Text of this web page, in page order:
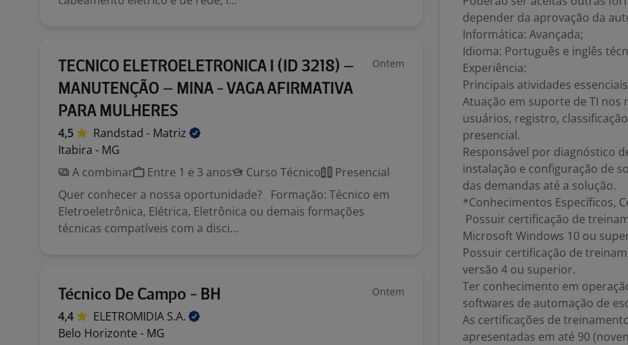
TECNICO ELETROELETRONICA I (ID 3218) –
MANUTENÇÃO – MINA - VAGA AFIRMATIVA
PARA MULHERES
Ontem
4,5 Randstad - Matriz
Itabira - MG
A combinar
Entre 1 e 3 anos Curso Técnico
Presencial
Quer conhecer a nossa oportunidade? Formação: Técnico em
Eletroeletrônica, Elétrica, Eletrônica ou demais formações
técnicas compatíveis com a disci...
Técnico De Campo - BH Ontem
4,4 ELETROMIDIA S.A.
Belo Horizonte - MG
depender da aprovação da
Informática: Avançada;
Idioma: Português e inglês
Experiência:
Principais atividades
Atuação em suporte de TI nos
usuários, registro,
presencial.
Responsável por diagnóstico
instalação e configuração de
das demandas até a solução.
*Conhecimentos Específicos,
Possuir certificação de
Microsoft Windows 10 ou
Possuir certificação de
versão 4 ou superior.
Ter conhecimento em
softwares de automação de
As certificações de
apresentadas em até 90